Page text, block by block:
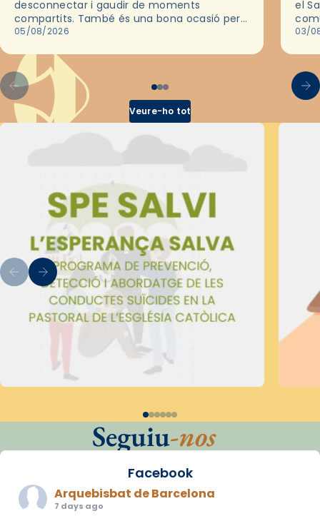
desconnectar i gaudir de moments
compartits. També és una bona ocasió per
deixar-se portar per una bona història i, a
05/08/2026
el
de
03/
Veure-ho tot
Seguiu-nos
Facebook
Arquebisbat de Barcelona
7 days ago